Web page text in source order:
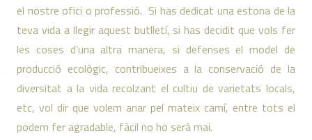
el nostre ofici o professió. Si has dedicat una estona de la
teva vida a llegir aquest butlletí, si has decidit que vols fer
les coses d’una altra manera, si defenses el model de
producció ecològic, contribueixes a la conservació de la
diversitat a la vida recolzant el cultiu de varietats locals,
etc, vol dir que volem anar pel mateix camí, entre tots el
podem fer agradable, fàcil no ho serà mai.